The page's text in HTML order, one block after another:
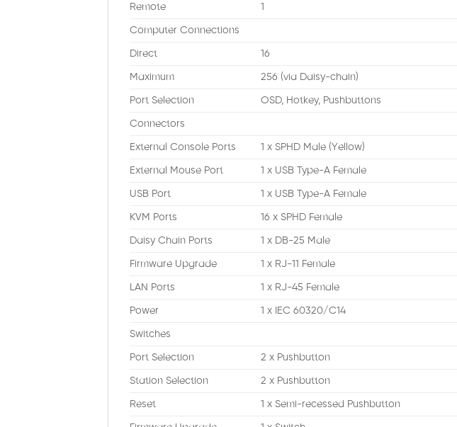
Remote 1
Computer Connections
Direct 16
Maximum 256 (via Daisy-chain)
Port Selection OSD, Hotkey, Pushbuttons
Connectors
External Console Ports 1 x SPHD Male (Yellow)
External Mouse Port 1 x USB Type-A Female
USB Port 1 x USB Type-A Female
KVM Ports 16 x SPHD Female
Daisy Chain Ports 1 x DB-25 Male
Firmware Upgrade 1 x RJ-11 Female
LAN Ports 1 x RJ-45 Female
Power 1 x IEC 60320/C14
Switches
Port Selection 2 x Pushbutton
Station Selection 2 x Pushbutton
Reset 1 x Semi-recessed Pushbutton